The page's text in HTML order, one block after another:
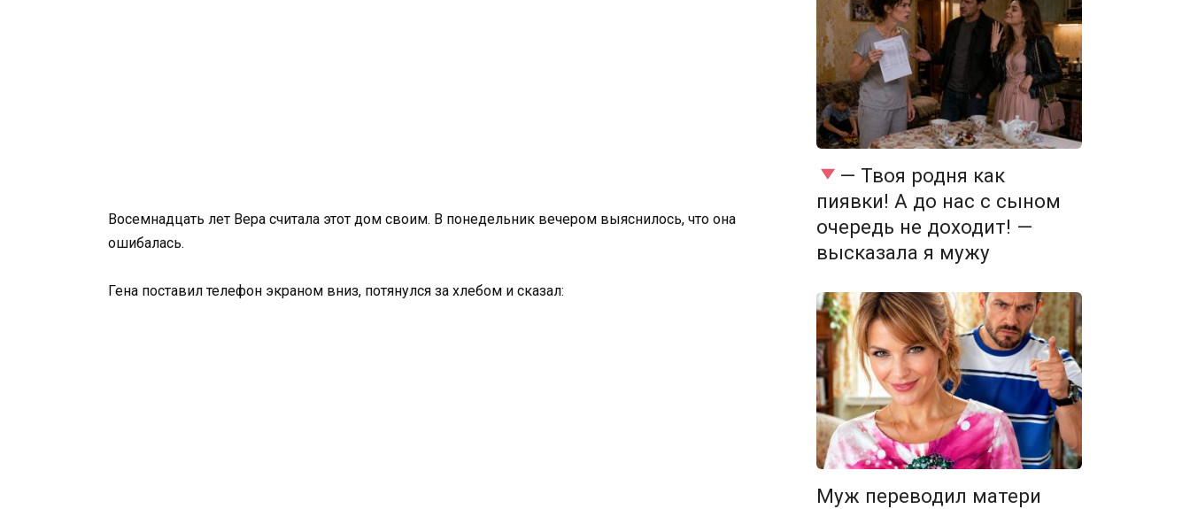
Восемнадцать лет Вера считала этот дом своим. В понедельник вечером выяснилось, что она
ошибалась.
Гена поставил телефон экраном вниз, потянулся за хлебом и сказал:
— Твоя родня как
пиявки! А до нас с сыном
очередь не доходит! —
высказала я мужу
Муж переводил матери